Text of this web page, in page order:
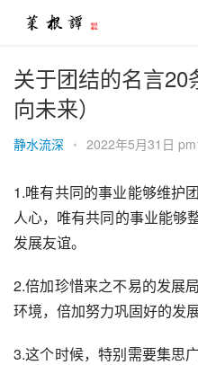
关于团结的名言
向未来）
静水流深 • 2022年5月31日
1.唯有共同的事业能够维护
人心，唯有共同的事业能够
发展友谊。
2.倍加珍惜来之不易的发展
环境，倍加努力巩固好的发展
3.这个时候，特别需要集思